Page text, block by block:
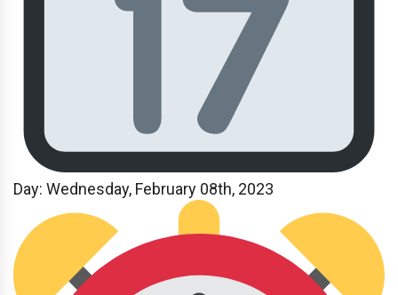
Day: Wednesday, February 08th, 2023